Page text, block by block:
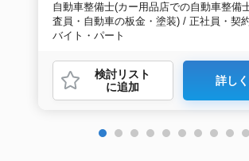
自動車整備士(カー用品店での自動車整備
査員・自動車の板金・塗装) / 正社員・契
バイト・パート
検討リスト
に追加
詳し